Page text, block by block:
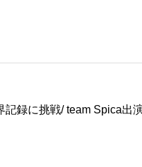
\世界遺産×ギネス世界記録に挑戦/ team